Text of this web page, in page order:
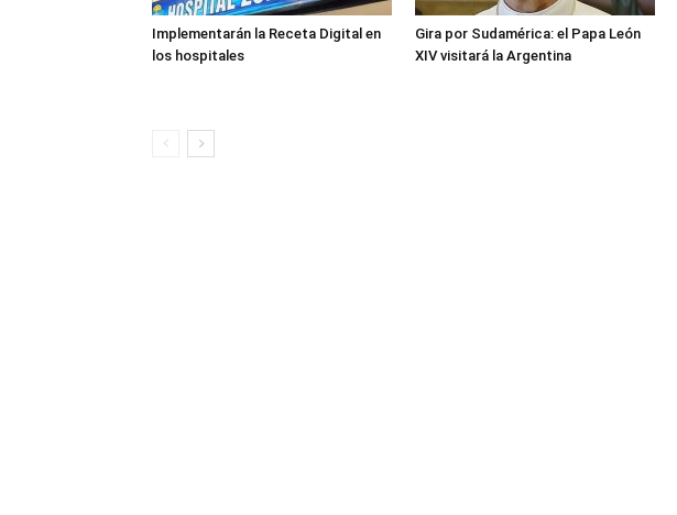
Implementarán la Receta Digital en
los hospitales
Gira por Sudamérica: el Papa León
XIV visitará la Argentina